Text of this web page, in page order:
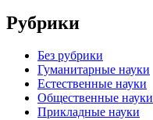
Рубрики
Без рубрики
Гуманитарные науки
Естественные науки
Общественные науки
Прикладные науки